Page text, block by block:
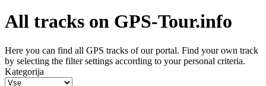
All tracks on GPS-Tour.info
Here you can find all GPS tracks of our portal. Find your own track
by selecting the filter settings according to your personal criteria.
Kategorija